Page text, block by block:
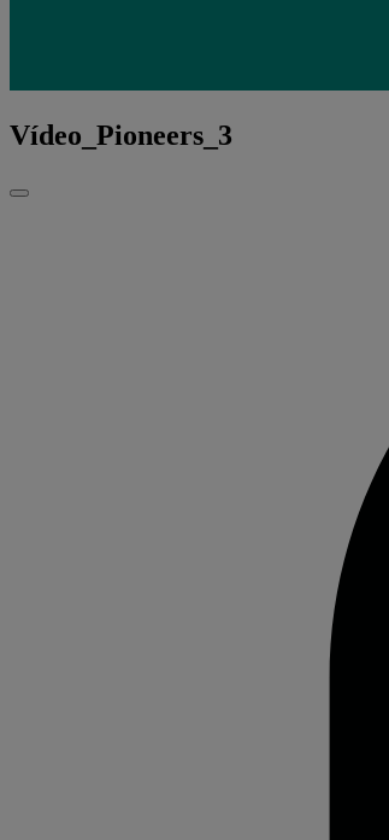
Vídeo_Pioneers_3
Fechar